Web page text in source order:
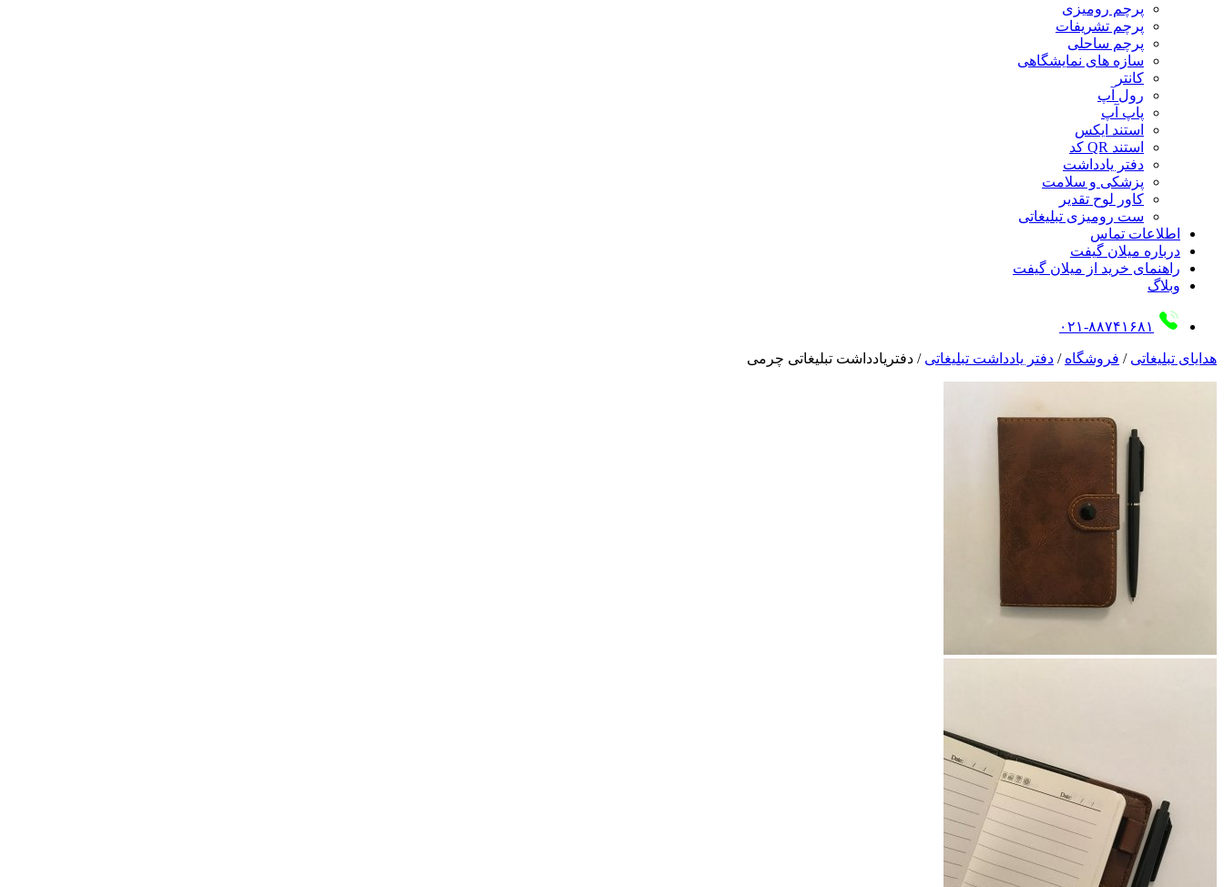
پرچم رومیزی
پرچم تشریفات
پرچم ساحلی
سازه های نمایشگاهی
کانتر
رول آپ
پاپ آپ
استند ایکس
استند QR کد
دفتر یادداشت
پزشکی و سلامت
کاور لوح تقدیر
ست رومیزی تبلیغاتی
اطلاعات تماس
درباره میلان گیفت
راهنمای خرید از میلان گیفت
وبلاگ
۰۲۱-۸۸۷۴۱۶۸۱
هدایای تبلیغاتی / فروشگاه / دفتر یادداشت تبلیغاتی / دفتریادداشت تبلیغاتی چرمی